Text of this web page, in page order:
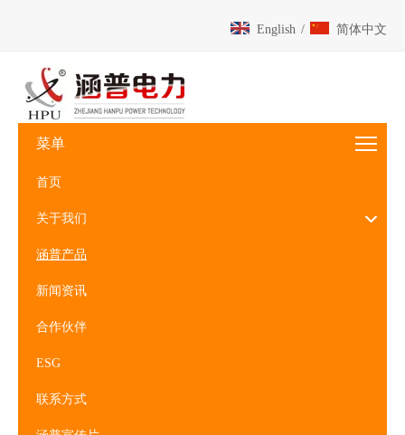
English / 简体中文
菜单
首页
关于我们
涵普产品
新闻资讯
合作伙伴
ESG
联系方式